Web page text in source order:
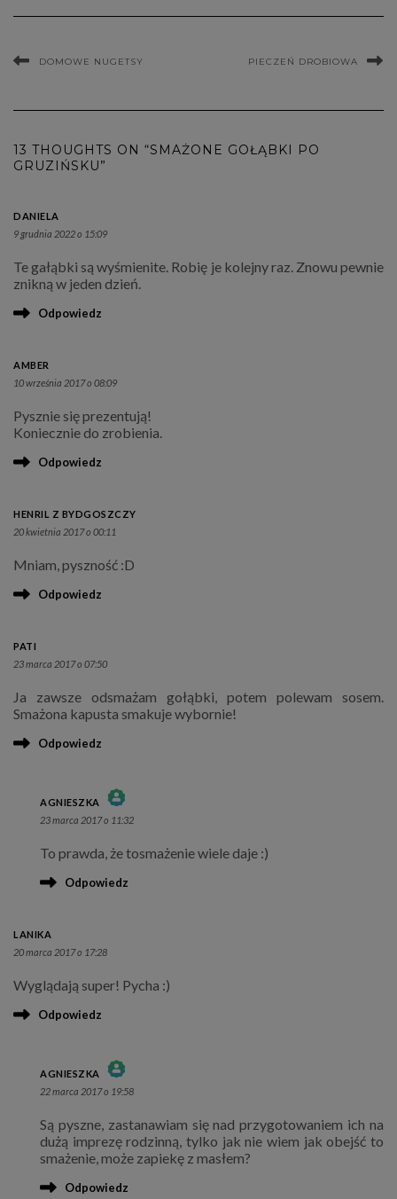
DOMOWE NUGETSY PIECZEŃ DROBIOWA
13 THOUGHTS ON “SMAŻONE GOŁĄBKI PO
GRUZIŃSKU”
DANIELA
9 grudnia 2022 o 15:09
Te gałąbki są wyśmienite. Robię je kolejny raz. Znowu pewnie
znikną w jeden dzień.
Odpowiedz
AMBER
10 września 2017 o 08:09
Pysznie się prezentują!
Koniecznie do zrobienia.
Odpowiedz
HENRIL Z BYDGOSZCZY
20 kwietnia 2017 o 00:11
Mniam, pyszność :D
Odpowiedz
PATI
23 marca 2017 o 07:50
Ja zawsze odsmażam gołąbki, potem polewam sosem.
Smażona kapusta smakuje wybornie!
Odpowiedz
AGNIESZKA
THE REAL PERSON BADGE!
ANTI-SPAM BY CLEANTALK
23 marca 2017 o 11:32
To prawda, że tosmażenie wiele daje :)
Odpowiedz
LANIKA
20 marca 2017 o 17:28
Wyglądają super! Pycha :)
Odpowiedz
AGNIESZKA
THE REAL PERSON BADGE!
ANTI-SPAM BY CLEANTALK
22 marca 2017 o 19:58
Są pyszne, zastanawiam się nad przygotowaniem ich na
dużą imprezę rodzinną, tylko jak nie wiem jak obejść to
smażenie, może zapiekę z masłem?
Odpowiedz